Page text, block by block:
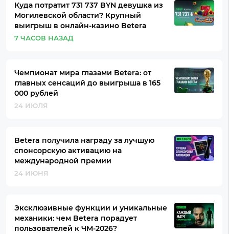
Куда потратит 731 737 BYN девушка из
Могилевской области? Крупный
выигрыш в онлайн-казино Betera
7 ЧАСОВ НАЗАД
Чемпионат мира глазами Betera: от
главных сенсаций до выигрыша в 165
000 рублей
24 ИЮЛЯ
Betera получила награду за лучшую
спонсорскую активацию на
международной премии
24 ИЮНЯ
Эксклюзивные функции и уникальные
механики: чем Betera порадует
пользователей к ЧМ-2026?